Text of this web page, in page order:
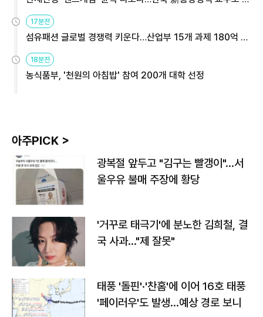
17분전
섬유패션 글로벌 경쟁력 키운다…산업부 15개 과제 180억 지
18분전
농식품부, '천원의 아침밥' 참여 200개 대학 선정
아주PICK >
광복절 앞두고 "김구는 빨갱이"…서
울우유 불매 주장에 황당
'거꾸로 태극기'에 분노한 김희철, 결
국 사과…"제 잘못"
태풍 '돌핀'·'찬홈'에 이어 16호 태풍
'페이러우'도 발생…예상 경로 보니